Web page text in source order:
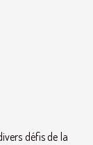
défis de la